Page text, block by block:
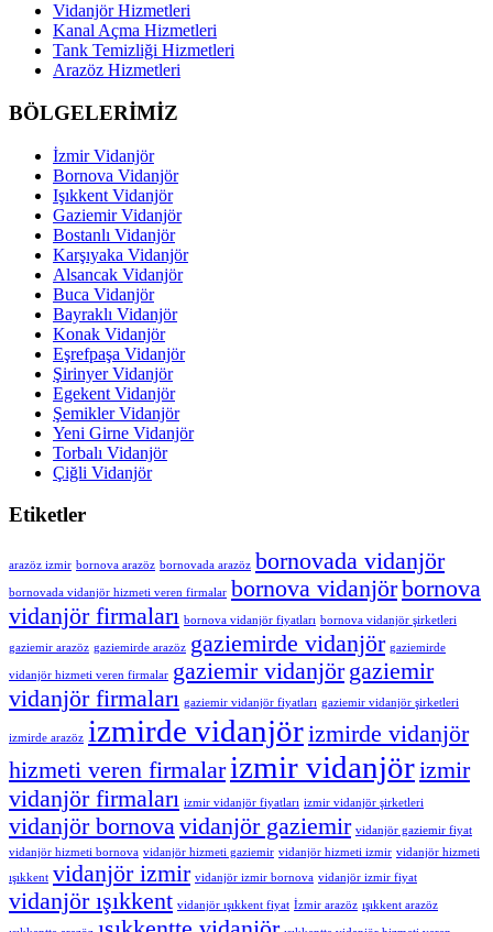
Vidanjör Hizmetleri
Kanal Açma Hizmetleri
Tank Temizliği Hizmetleri
Arazöz Hizmetleri
BÖLGELERİMİZ
İzmir Vidanjör
Bornova Vidanjör
Işıkkent Vidanjör
Gaziemir Vidanjör
Bostanlı Vidanjör
Karşıyaka Vidanjör
Alsancak Vidanjör
Buca Vidanjör
Bayraklı Vidanjör
Konak Vidanjör
Eşrefpaşa Vidanjör
Şirinyer Vidanjör
Egekent Vidanjör
Şemikler Vidanjör
Yeni Girne Vidanjör
Torbalı Vidanjör
Çiğli Vidanjör
Etiketler
arazöz izmir bornova arazöz bornovada arazöz bornovada vidanjör
bornovada vidanjör hizmeti veren firmalar bornova vidanjörbornova
vidanjör firmaları bornova vidanjör fiyatları bornova vidanjör şirketleri
gaziemir arazöz gaziemirde arazöz gaziemirde vidanjör gaziemirde
vidanjör hizmeti veren firmalar gaziemir vidanjör gaziemir
vidanjör firmaları gaziemir vidanjör fiyatları gaziemir vidanjör şirketleri
izmirde arazöz izmirde vidanjörizmirde vidanjör
hizmeti veren firmalar izmir vidanjörizmir
vidanjör firmaları izmir vidanjör fiyatları izmir vidanjör şirketleri
vidanjör bornovavidanjör gaziemir vidanjör gaziemir fiyat
vidanjör hizmeti bornova vidanjör hizmeti gaziemir vidanjör hizmeti izmir vidanjör hizmeti
ışıkkent vidanjör izmir vidanjör izmir bornova vidanjör izmir fiyat
vidanjör ışıkkent vidanjör ışıkkent fiyat İzmir arazöz ışıkkent arazöz